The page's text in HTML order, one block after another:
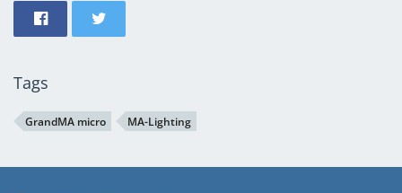
Tags
GrandMA micro MA-Lighting